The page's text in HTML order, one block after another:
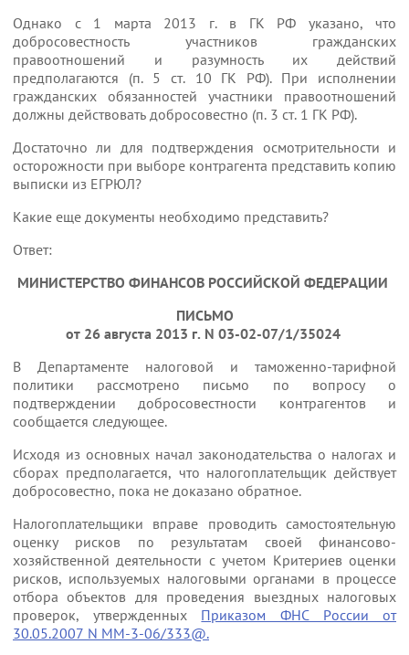
Однако с 1 марта 2013 г. в ГК РФ указано, что
добросовестность участников гражданских
правоотношений и разумность их действий
предполагаются (п. 5 ст. 10 ГК РФ). При исполнении
гражданских обязанностей участники правоотношений
должны действовать добросовестно (п. 3 ст. 1 ГК РФ).
Достаточно ли для подтверждения осмотрительности и
осторожности при выборе контрагента представить копию
выписки из ЕГРЮЛ?
Какие еще документы необходимо представить?
Ответ:
МИНИСТЕРСТВО ФИНАНСОВ РОССИЙСКОЙ ФЕДЕРАЦИИ
ПИСЬМО
от 26 августа 2013 г. N 03-02-07/1/35024
В Департаменте налоговой и таможенно-тарифной
политики рассмотрено письмо по вопросу о
подтверждении добросовестности контрагентов и
сообщается следующее.
Исходя из основных начал законодательства о налогах и
сборах предполагается, что налогоплательщик действует
добросовестно, пока не доказано обратное.
Налогоплательщики вправе проводить самостоятельную
оценку рисков по результатам своей финансово-
хозяйственной деятельности с учетом Критериев оценки
рисков, используемых налоговыми органами в процессе
отбора объектов для проведения выездных налоговых
проверок, утвержденных Приказом ФНС России от
30.05.2007 N ММ-3-06/333@.